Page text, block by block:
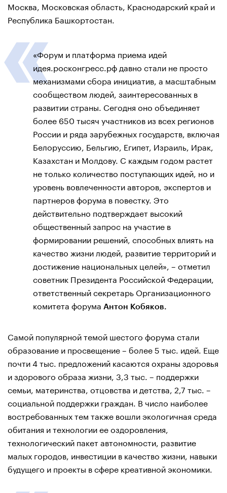
Москва, Московская область, Краснодарский край и
Республика Башкортостан.
«Форум и платформа приема идей
идея.росконгресс.рф давно стали не просто
механизмами сбора инициатив, а масштабным
сообществом людей, заинтересованных в
развитии страны. Сегодня оно объединяет
более 650 тысяч участников из всех регионов
России и ряда зарубежных государств, включая
Белоруссию, Бельгию, Египет, Израиль, Ирак,
Казахстан и Молдову. С каждым годом растет
не только количество поступающих идей, но и
уровень вовлеченности авторов, экспертов и
партнеров форума в повестку. Это
действительно подтверждает высокий
общественный запрос на участие в
формировании решений, способных влиять на
качество жизни людей, развитие территорий и
достижение национальных целей», – отметил
советник Президента Российской Федерации,
ответственный секретарь Организационного
комитета форума Антон Кобяков.
Самой популярной темой шестого форума стали
образование и просвещение – более 5 тыс. идей. Еще
почти 4 тыс. предложений касаются охраны здоровья
и здорового образа жизни, 3,3 тыс. – поддержки
семьи, материнства, отцовства и детства, 2,7 тыс. –
социальной поддержки граждан. В число наиболее
востребованных тем также вошли экологичная среда
обитания и технологии ее оздоровления,
технологический пакет автономности, развитие
малых городов, инвестиции в качество жизни, навыки
будущего и проекты в сфере креативной экономики.